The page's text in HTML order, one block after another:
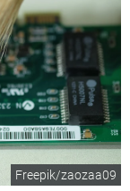
Freepik/zaozaa09